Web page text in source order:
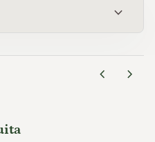
expand_more
chevron_left
chevron_right